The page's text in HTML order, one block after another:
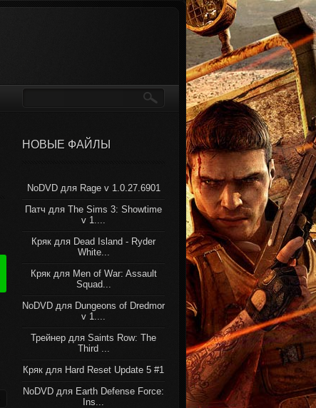
НОВЫЕ ФАЙЛЫ
NoDVD для Rage v 1.0.27.6901
Патч для The Sims 3: Showtime
v 1....
Кряк для Dead Island - Ryder
White...
Кряк для Men of War: Assault
Squad...
NoDVD для Dungeons of Dredmor
v 1....
Трейнер для Saints Row: The
Third ...
Кряк для Hard Reset Update 5 #1
NoDVD для Earth Defense Force:
Ins...